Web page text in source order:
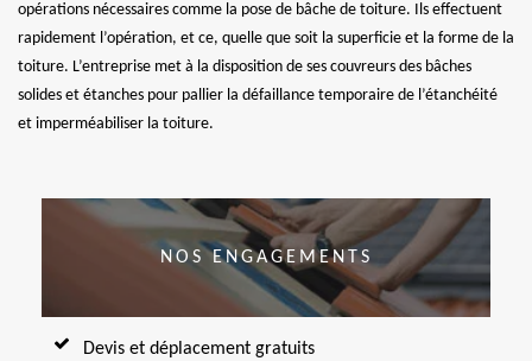
opérations nécessaires comme la pose de bâche de toiture. Ils effectuent
rapidement l’opération, et ce, quelle que soit la superficie et la forme de la
toiture. L’entreprise met à la disposition de ses couvreurs des bâches
solides et étanches pour pallier la défaillance temporaire de l’étanchéité
et imperméabiliser la toiture.
NOS ENGAGEMENTS
Devis et déplacement gratuits